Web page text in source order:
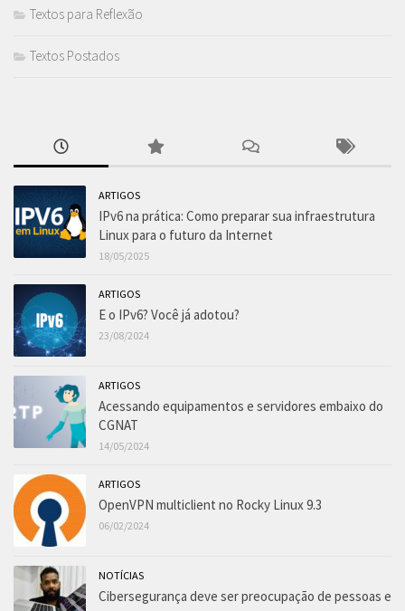
Textos para Reflexão
Textos Postados
ARTIGOS
IPv6 na prática: Como preparar sua infraestrutura
Linux para o futuro da Internet
18/05/2025
ARTIGOS
E o IPv6? Você já adotou?
23/08/2024
ARTIGOS
Acessando equipamentos e servidores embaixo do
CGNAT
14/05/2024
ARTIGOS
OpenVPN multiclient no Rocky Linux 9.3
06/02/2024
NOTÍCIAS
Cibersegurança deve ser preocupação de pessoas e